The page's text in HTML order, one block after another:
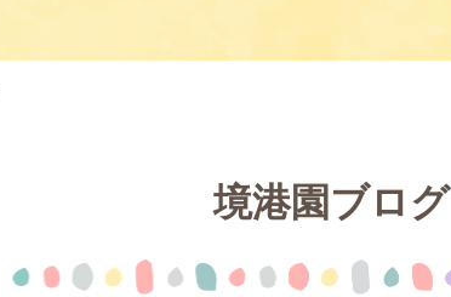
境港園ブログ